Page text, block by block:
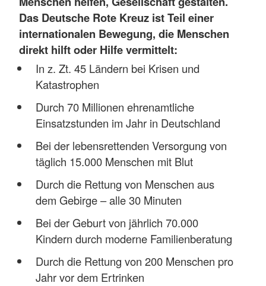
Das Deutsche Rote Kreuz ist Teil einer
internationalen Bewegung, die Menschen
direkt hilft oder Hilfe vermittelt:
In z. Zt. 45 Ländern bei Krisen und
Katastrophen
Durch 70 Millionen ehrenamtliche
Einsatzstunden im Jahr in Deutschland
Bei der lebensrettenden Versorgung von
täglich 15.000 Menschen mit Blut
Durch die Rettung von Menschen aus
dem Gebirge – alle 30 Minuten
Bei der Geburt von jährlich 70.000
Kindern durch moderne Familienberatung
Durch die Rettung von 200 Menschen pro
Jahr vor dem Ertrinken